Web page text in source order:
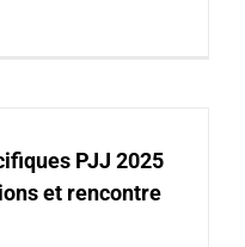
PJJ 2025
et rencontre